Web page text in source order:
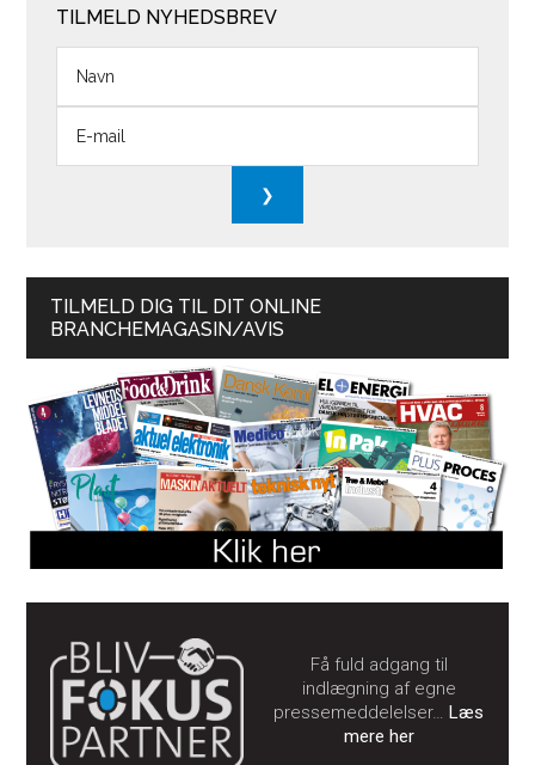
TILMELD NYHEDSBREV
TILMELD DIG TIL DIT ONLINE
BRANCHEMAGASIN/AVIS
Få fuld adgang til
indlægning af egne
pressemeddelelser…Læs
mere her